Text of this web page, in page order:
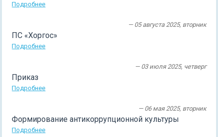
Подробнее
— 05 августа 2025, вторник
ПС «Хоргос»
Подробнее
— 03 июля 2025, четверг
Приказ
Подробнее
— 06 мая 2025, вторник
Формирование антикоррупционной культуры
Подробнее